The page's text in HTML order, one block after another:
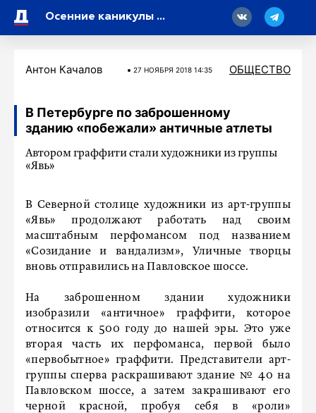
Осенние каникулы у школьников окажутся длиннее зимних
Антон Качалов 27 НОЯБРЯ 2018 14:35 ОБЩЕСТВО
В Петербурге по заброшенному
зданию «побежали» античные атлеты
Автором граффити стали художники из группы
«Явь»
В Северной столице художники из арт-группы
«Явь» продолжают работать над своим
масштабным перфомансом под названием
«Созидание и вандализм», Уличные творцы
вновь отправились на Павловское шоссе.
На заброшенном здании художники
изобразили «античное» граффити, которое
относится к 500 году до нашей эры. Это уже
вторая часть их перфоманса, первой было
«первобытное» граффити. Представители арт-
группы сперва раскрашивают здание № 40 на
Павловском шоссе, а затем закрашивают его
черной красной, пробуя себя в «роли»